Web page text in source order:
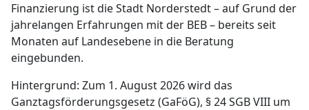
Finanzierung ist die Stadt Norderstedt – auf Grund der
jahrelangen Erfahrungen mit der BEB – bereits seit
Monaten auf Landesebene in die Beratung
eingebunden.
Hintergrund: Zum 1. August 2026 wird das
Ganztagsförderungsgesetz (GaFöG), § 24 SGB VIII um